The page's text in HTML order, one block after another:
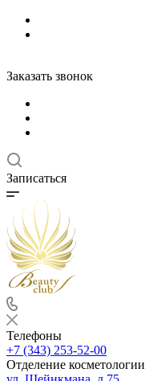
Заказать звонок
Записаться
Телефоны
+7 (343) 253-52-00
Отделение косметологии